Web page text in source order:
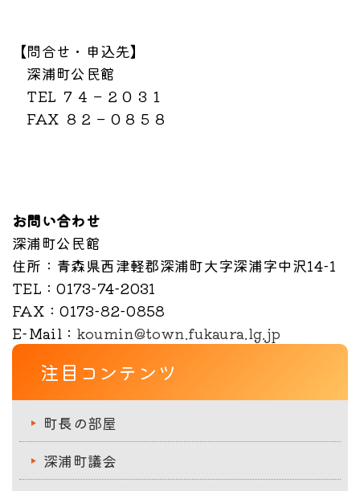
【問合せ・申込先】
深浦町公民館
TEL ７４－２０３１
FAX ８２－０８５８
お問い合わせ
深浦町公民館
住所 ：青森県西津軽郡深浦町大字深浦字中沢14-1
TEL ：0173-74-2031
FAX ：0173-82-0858
E-Mail ： koumin@town.fukaura.lg.jp
注目コンテンツ
町長の部屋
深浦町議会